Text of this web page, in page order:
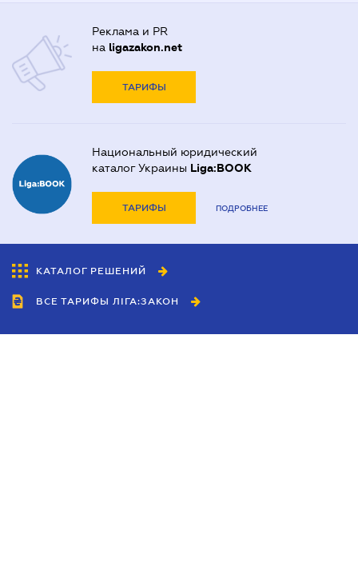
Реклама и PR
на ligazakon.net
ТАРИФЫ
Национальный юридический
каталог Украины Liga:BOOK
ТАРИФЫ ПОДРОБНЕЕ
КАТАЛОГ РЕШЕНИЙ
ВСЕ ТАРИФЫ ЛІГА:ЗАКОН